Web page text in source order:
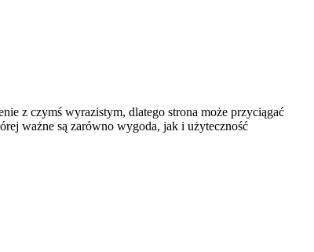
z czymś wyrazistym, dlatego strona może przyciągać
ważne są zarówno wygoda, jak i użyteczność